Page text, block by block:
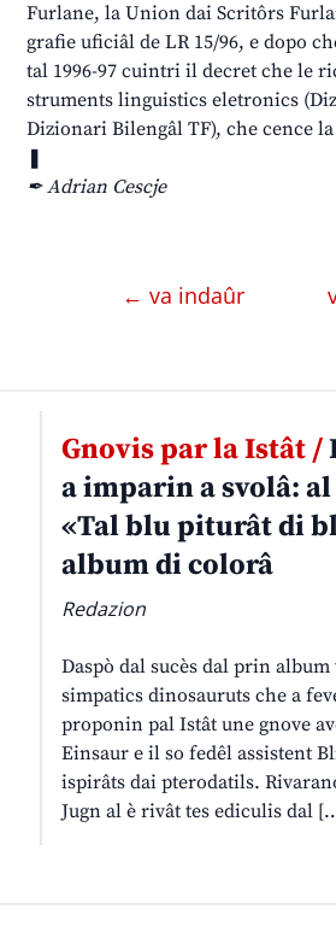
Furlane, la Union dai Scritôrs
grafie uficiâl de LR 15/96, e dopo
tal 1996-97 cuintri il decret che le
struments linguistics eletronics
Dizionari Bilengâl TF), che cence
✒ Adrian Cescje
← va indaûr
Gnovis par la Istât /
a imparin a svolâ:
«Tal blu piturât di
album di colorâ
Redazion
Daspò dal sucès dal prin
simpatics dinosauruts che a
proponin pal Istât une gnove
Einsaur e il so fedêl assistent
ispirâts dai pterodatils.
Jugn al è rivât tes ediculis dal